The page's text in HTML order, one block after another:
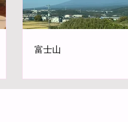
富士山